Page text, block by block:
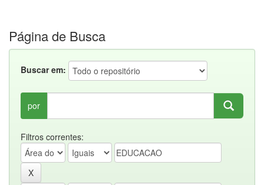
Página de Busca
Buscar em:
por
Filtros correntes: